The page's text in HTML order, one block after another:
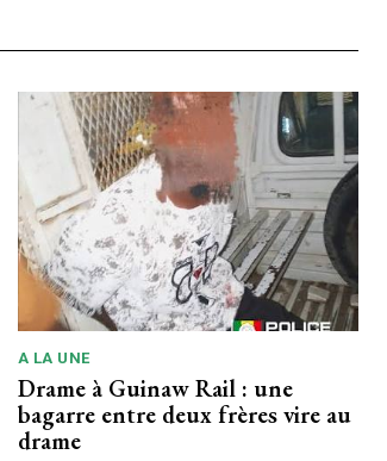
A LA UNE
Drame à Guinaw Rail : une
bagarre entre deux frères vire au
drame